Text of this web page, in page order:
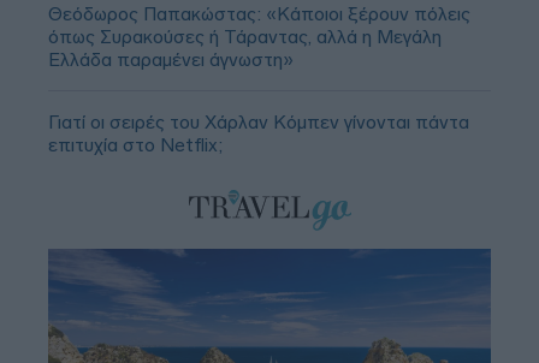
Θεόδωρος Παπακώστας: «Κάποιοι ξέρουν πόλεις
όπως Συρακούσες ή Τάραντας, αλλά η Μεγάλη
Ελλάδα παραμένει άγνωστη»
Γιατί οι σειρές του Χάρλαν Κόμπεν γίνονται πάντα
επιτυχία στο Netflix;